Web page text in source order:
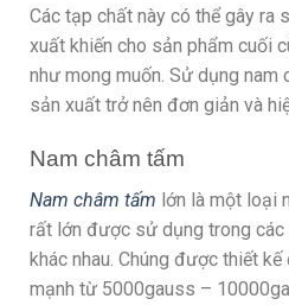
Các tạp chất này có thể gây ra
xuất khiến cho sản phẩm cuối
như mong muốn. Sử dụng nam
sản xuất trở nên đơn giản và
Nam châm tấm
Nam châm tấm lớn là một loại
rất lớn được sử dụng trong các
khác nhau. Chúng được thiết
mạnh từ 5000gauss –